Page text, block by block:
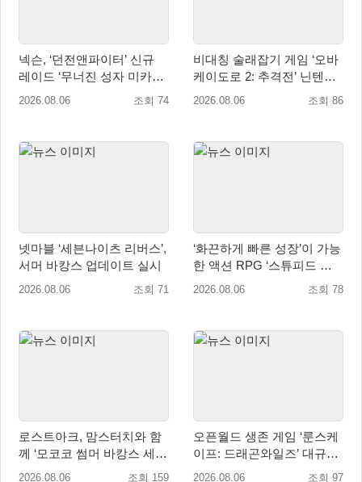
넥슨, ‘던전앤파이터’ 신규
레이드 ‘무너진 성자 미카엘
라’ 업데이트!
2026.08.06 조회 74
비대칭 술래잡기 게임 ‘오바
케이도로 2: 추격전’ 닌텐도
eShop 출시
2026.08.06 조회 86
넷마블 ‘세븐나이츠 리버스’,
서머 바캉스 업데이트 실시
2026.08.06 조회 71
‘화끈하게 빠른 성장’이 가능
한 액션 RPG ‘스튜피드 네
버 다이즈’ 패키지판 예약판
2026.08.06 조회 78
로스트아크, 맘스터치와 함
께 ‘모코코 썸머 바캉스 세
트’ 출시
2026.08.06 조회 159
오픈월드 생존 게임 ‘룬스케
이프: 드래곤와일즈’ 대규모
유저 편의성 개선 및 사이드
2026.08.06 조회 97